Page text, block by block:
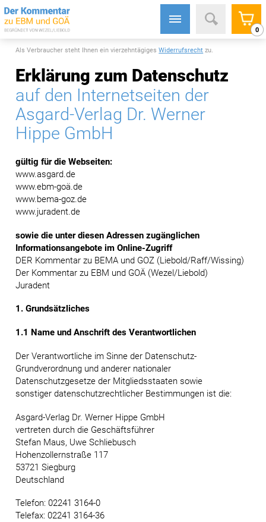
0
Als Verbraucher steht Ihnen ein vierzehntägigesWiderrufsrecht zu.
Erklärung zum Datenschutz
auf den Internetseiten der
Asgard-Verlag Dr. Werner
Hippe GmbH
gültig für die Webseiten:
www.asgard.de
www.ebm-goä.de
www.bema-goz.de
www.juradent.de
sowie die unter diesen Adressen zugänglichen
Informationsangebote im Online-Zugriff
DER Kommentar zu BEMA und GOZ (Liebold/Raff/Wissing)
Der Kommentar zu EBM und GOÄ (Wezel/Liebold)
Juradent
1. Grundsätzliches
1.1 Name und Anschrift des Verantwortlichen
Der Verantwortliche im Sinne der Datenschutz-
Grundverordnung und anderer nationaler
Datenschutzgesetze der Mitgliedsstaaten sowie
sonstiger datenschutzrechtlicher Bestimmungen ist die:
Asgard-Verlag Dr. Werner Hippe GmbH
vertreten durch die Geschäftsführer
Stefan Maus, Uwe Schliebusch
Hohenzollernstraße 117
53721 Siegburg
Deutschland
Telefon: 02241 3164-0
Telefax: 02241 3164-36